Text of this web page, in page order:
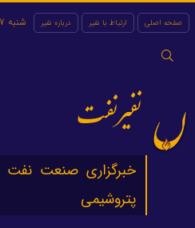
صفحه اصلی ارتباط با نفیر درباره نفیر
جستجو
شنبه 17 مرداد 1405
نفیرنفت
خبرگزاری صنعت نفت
پتروشیمی